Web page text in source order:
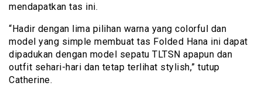
mendapatkan tas ini.
“Hadir dengan lima pilihan warna yang colorful dan
model yang simple membuat tas Folded Hana ini dapat
dipadukan dengan model sepatu TLTSN apapun dan
outfit sehari-hari dan tetap terlihat stylish,” tutup
Catherine.